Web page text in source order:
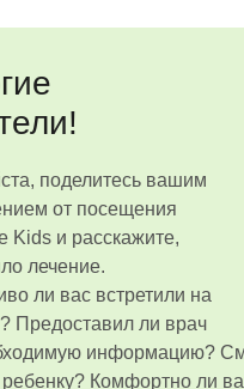
поделитесь вашим
от посещения
Kids и расскажите,
лечение.
ли вас встретили на
Предоставил ли врач
информацию?
ребенку? Комфортно ли